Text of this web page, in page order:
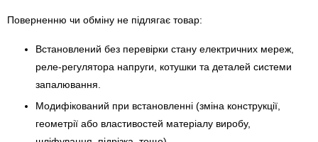
Поверненню чи обміну не підлягає товар:
Встановлений без перевірки стану електричних мереж,
реле-регулято­ра напруги, котушки та деталей системи
запалювання.
Модифікований при встановленні (зміна конструкції,
геометрії або властивостей матеріалу виробу,